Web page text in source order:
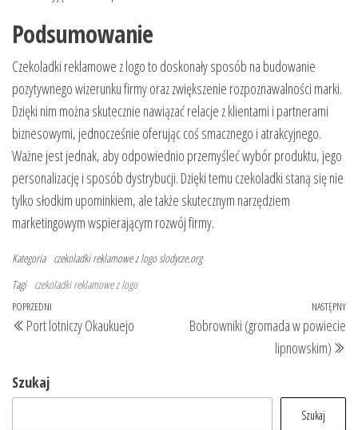
Podsumowanie
Czekoladki reklamowe z logo to doskonały sposób na budowanie
pozytywnego wizerunku firmy oraz zwiększenie rozpoznawalności marki.
Dzięki nim można skutecznie nawiązać relacje z klientami i partnerami
biznesowymi, jednocześnie oferując coś smacznego i atrakcyjnego.
Ważne jest jednak, aby odpowiednio przemyśleć wybór produktu, jego
personalizację i sposób dystrybucji. Dzięki temu czekoladki staną się nie
tylko słodkim upominkiem, ale także skutecznym narzędziem
marketingowym wspierającym rozwój firmy.
Kategoria czekoladki reklamowe z logoslodycze.org
Tagi czekoladki reklamowe z logo
Nawigacja
wpisu
Poprzedni
wpis
POPRZEDNI
Port lotniczy Okaukuejo
NASTĘPNY
Bobrowniki (gromada w powiecie
lipnowskim)
Szukaj
Szukaj